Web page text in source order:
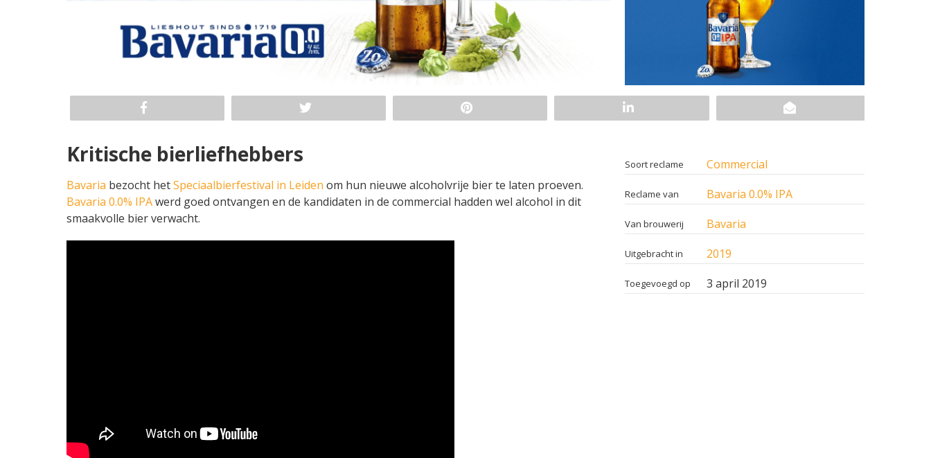
Soort reclame Commercial
Reclame van Bavaria 0.0% IPA
Van brouwerij Bavaria
Uitgebracht in 2019
Toegevoegd op 3 april 2019
Kritische bierliefhebbers
Bavaria bezocht hetSpeciaalbierfestival in Leiden om hun nieuwe alcoholvrije bier te laten proeven.
Bavaria 0.0% IPAwerd goed ontvangen en de kandidaten in de commercial hadden wel alcohol in dit
smaakvolle bier verwacht.